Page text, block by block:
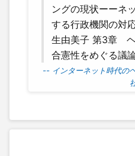
ングの現状ーーネ
する行政機関の対
生由美子 第3章
合憲性をめぐる議
-- インターネット時代の